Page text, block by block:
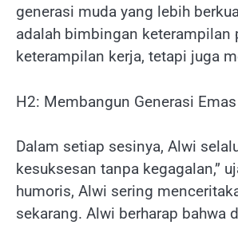
generasi muda yang lebih
adalah bimbingan keterampilan
keterampilan kerja, tetapi juga
H2: Membangun Generasi Emas
Dalam setiap sesinya, Alwi
kesuksesan tanpa kegagalan,”
humoris, Alwi sering
sekarang. Alwi berharap bahwa